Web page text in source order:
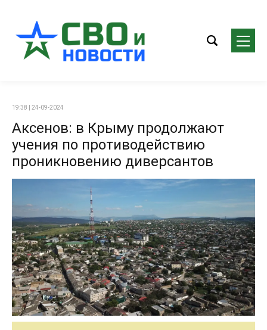
19:38 | 24-09-2024
Аксенов: в Крыму продолжают
учения по противодействию
проникновению диверсантов